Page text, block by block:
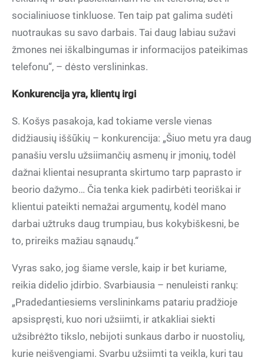
socialiniuose tinkluose. Ten taip pat galima sudėti
nuotraukas su savo darbais. Tai daug labiau sužavi
žmones nei iškalbingumas ir informacijos pateikimas
telefonu“, – dėsto verslininkas.
Konkurencija yra, klientų irgi
S. Košys pasakoja, kad tokiame versle vienas
didžiausių iššūkių – konkurencija: „Šiuo metu yra daug
panašiu verslu užsiimančių asmenų ir įmonių, todėl
dažnai klientai nesupranta skirtumo tarp paprasto ir
beorio dažymo… Čia tenka kiek padirbėti teoriškai ir
klientui pateikti nemažai argumentų, kodėl mano
darbai užtruks daug trumpiau, bus kokybiškesni, be
to, prireiks mažiau sąnaudų.“
Vyras sako, jog šiame versle, kaip ir bet kuriame,
reikia didelio įdirbio. Svarbiausia – nenuleisti rankų:
„Pradedantiesiems verslininkams patariu pradžioje
apsispręsti, kuo nori užsiimti, ir atkakliai siekti
užsibrėžto tikslo, nebijoti sunkaus darbo ir nuostolių,
kurie neišvengiami. Svarbu užsiimti ta veikla, kuri tau